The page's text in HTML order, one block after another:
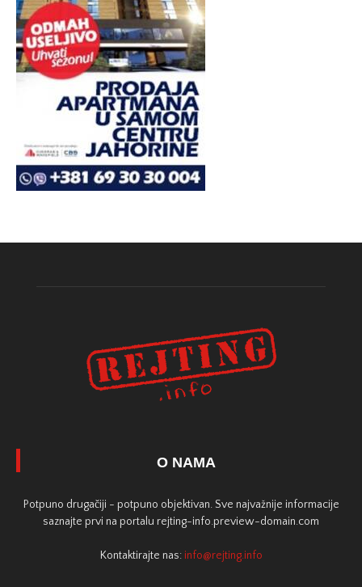
O NAMA
Potpuno drugačiji - potpuno objektivan. Sve najvažnije informacije
saznajte prvi na portalu rejting-info.preview-domain.com
Kontaktirajte nas: info@rejting.info